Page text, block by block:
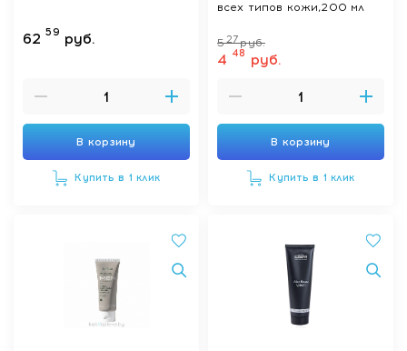
62 59 руб.
В корзину
Купить в 1 клик
всех типов кожи,200 мл
527руб.
4 48 руб.
В корзину
Купить в 1 клик